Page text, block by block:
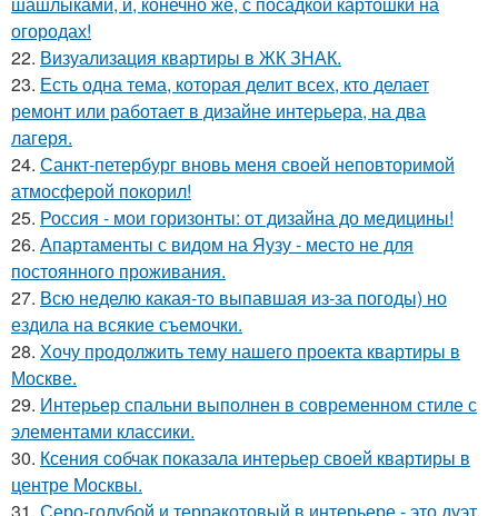
огородах!
22. Визуализация квартиры в ЖК ЗНАК.
23. Есть одна тема, которая делит всех, кто делает
ремонт или работает в дизайне интерьера, на два
лагеря.
24. Санкт-петербург вновь меня своей неповторимой
атмосферой покорил!
25. Россия - мои горизонты: от дизайна до медицины!
26. Апартаменты с видом на Яузу - место не для
постоянного проживания.
27. Всю неделю какая-то выпавшая из-за погоды) но
ездила на всякие съемочки.
28. Хочу продолжить тему нашего проекта квартиры в
Москве.
29. Интерьер спальни выполнен в современном стиле с
элементами классики.
30. Ксения собчак показала интерьер своей квартиры в
центре Москвы.